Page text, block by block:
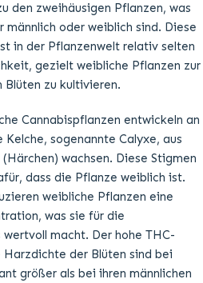
den zweihäusigen Pflanzen, was
oder weiblich sind. Diese
in der Pflanzenwelt relativ selten
gezielt weibliche Pflanzen zur
Blüten zu kultivieren.
Cannabispflanzen entwickeln an
sogenannte Calyxe, aus
wachsen. Diese Stigmen
dass die Pflanze weiblich ist.
weibliche Pflanzen eine
was sie für die
macht. Der hohe THC-
der Blüten sind bei
größer als bei ihren männlichen